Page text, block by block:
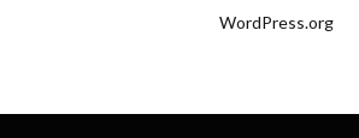
WordPress.org